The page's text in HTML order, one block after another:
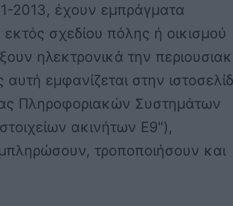
1-2013, έχουν εμπράγματα
σχεδίου πόλης ή οικισμού
ηλεκτρονικά την
εμφανίζεται στην
Πληροφοριακών Συστημάτων
ακινήτων Ε9"),
τροποποιήσουν και